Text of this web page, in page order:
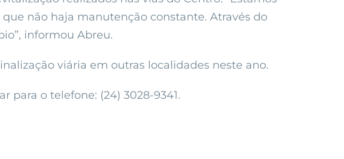
não haja manutenção constante. Através do
informou Abreu.
viária em outras localidades neste ano.
para o telefone: (24) 3028-9341.